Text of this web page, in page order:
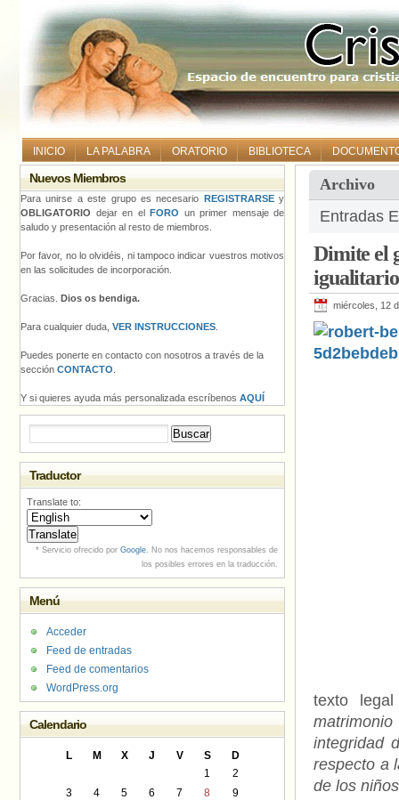
INICIO LA PALABRA ORATORIO BIBLIOTECA
Archivo
Entradas
Dimite el
miércoles, 12
texto
integridad
respecto a
de los
Nuevos Miembros
Para unirse a este grupo es necesario REGISTRARSEy
OBLIGATORIO dejar en el FORO un primer mensaje de
saludo y presentación al resto de miembros.
Por favor, no lo olvidéis, ni tampoco indicar vuestros motivos
en las solicitudes de incorporación.
Gracias. Dios os bendiga.
Para cualquier duda, VER INSTRUCCIONES
Puedes ponerte en contacto con nosotros a través de la
sección CONTACTO
Y si quieres ayuda más personalizada escríbenos AQUÍ
Traductor
Translate to:
* Servicio ofrecido por Google. No nos hacemos responsables de
los posibles errores en la traducción.
Menú
Acceder
Feed de entradas
Feed de comentarios
WordPress.org
Calendario
L M X J V S
D
1
2
3
4 5 6 7 8
9